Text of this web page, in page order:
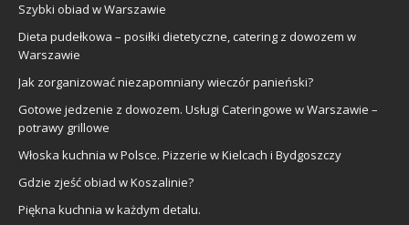
Szybki obiad w Warszawie
Dieta pudełkowa – posiłki dietetyczne, catering z dowozem w
Warszawie
Jak zorganizować niezapomniany wieczór panieński?
Gotowe jedzenie z dowozem. Usługi Cateringowe w Warszawie –
potrawy grillowe
Włoska kuchnia w Polsce. Pizzerie w Kielcach i Bydgoszczy
Gdzie zjeść obiad w Koszalinie?
Piękna kuchnia w każdym detalu.